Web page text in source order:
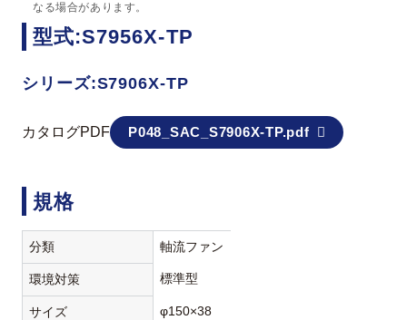
なる場合があります。
型式:S7956X-TP
シリーズ:S7906X-TP
カタログPDF P048_SAC_S7906X-TP.pdf
規格
分類 軸流ファン
環境対策 標準型
サイズ φ150×38